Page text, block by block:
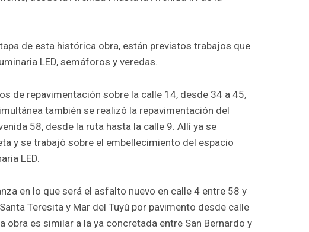
de esta histórica obra, están previstos trabajos que
LED, semáforos y veredas.
de repavimentación sobre la calle 14, desde 34 a 45,
también se realizó la repavimentación del
58, desde la ruta hasta la calle 9. Allí ya se
y se trabajó sobre el embellecimiento del espacio
LED.
en lo que será el asfalto nuevo en calle 4 entre 58 y
Teresita y Mar del Tuyú por pavimento desde calle
obra es similar a la ya concretada entre San Bernardo y